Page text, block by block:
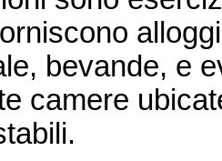
bevande, e
camere